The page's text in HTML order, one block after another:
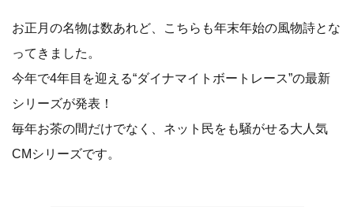
お正月の名物は数あれど、こちらも年末年始の風物詩とな
ってきました。
今年で4年目を迎える“ダイナマイトボートレース”の最新
シリーズが発表！
毎年お茶の間だけでなく、ネット民をも騒がせる大人気
CMシリーズです。